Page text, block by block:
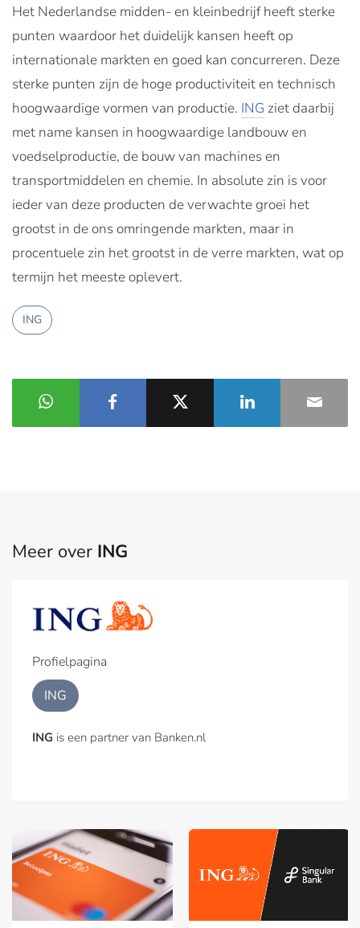
Het Nederlandse midden- en kleinbedrijf heeft sterke
punten waardoor het duidelijk kansen heeft op
internationale markten en goed kan concurreren. Deze
sterke punten zijn de hoge productiviteit en technisch
hoogwaardige vormen van productie. ING ziet daarbij
met name kansen in hoogwaardige landbouw en
voedselproductie, de bouw van machines en
transportmiddelen en chemie. In absolute zin is voor
ieder van deze producten de verwachte groei het
grootst in de ons omringende markten, maar in
procentuele zin het grootst in de verre markten, wat op
termijn het meeste oplevert.
ING
Meer over ING
Profielpagina
ING
ING is een partner van Banken.nl